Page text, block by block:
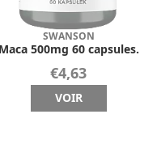
SWANSON
Maca 500mg 60 capsules.
€4,63
VOIR